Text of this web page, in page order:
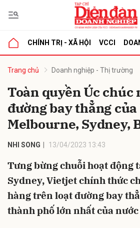
CHÍNH TRỊ - XÃ HỘI VCCI
Trang chủ Doanh nghiệp - Thị trường
Toàn quyền Úc chúc
đường bay thẳng
Melbourne, Sydney,
NHI SONG 13/04/2023 13:43
Tưng bừng chuỗi hoạt động
Sydney, Vietjet chính thức
hàng trên loạt đường bay
thành phố lớn nhất của
luận